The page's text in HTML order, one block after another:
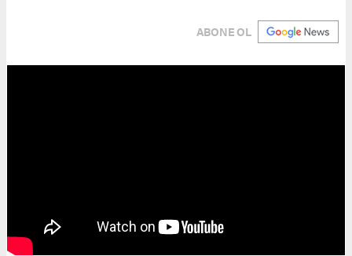
ABONE OL